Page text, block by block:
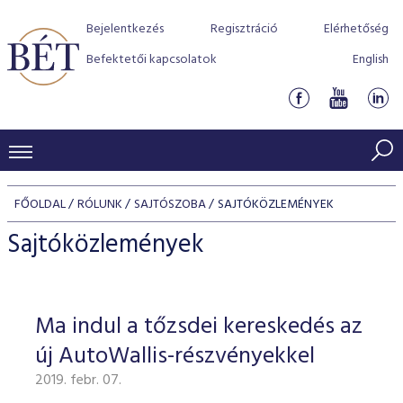
Bejelentkezés Regisztráció
Elérhetőség
Befektetői kapcsolatok
English
KERESKEDÉSI ADATOK
INDEXEK
Jelzáloglevél indexek
Vállalati kötvény indexek
Azonnali Piac
Részvények
Származékos piac
BEFEKTETŐK
Részvény szekció
Hitelpapír szekció
BÉT szabályzatok
Befektetővédelem
Alkalmazott díjstruktúra
Elszámolás
Részvény és vállalati kötvény tőzsdei bevezetését
program
BÉT Xtend - Részvénypiac egyszerűen
TŐZSDETAGOK
Tőzsdetagok, üzletkötők
VENDOROK
FŐOLDAL RÓLUNK SAJTÓSZOBA SAJTÓKÖZLEMÉNYEK
Sajtóközlemények
Ma indul a tőzsdei kereskedés az
új AutoWallis-részvényekkel
2019. febr. 07.